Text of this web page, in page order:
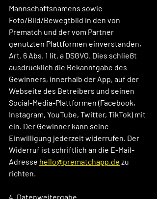
Mannschaftsnamens sowie
Foto/Bild/Bewegtbild in den von
Prematch und der vom Partner
genutzten Plattformen einverstanden,
Art. 6 Abs. 1 lit. a DSGVO. Dies schließt
ausdrücklich die Bekanntgabe des
Gewinners, innerhalb der App, auf der
Webseite des Betreibers und seinen
Social-Media-Plattformen (Facebook,
Instagram, YouTube, Twitter, TikTok) mit
ein. Der Gewinner kann seine
Einwilligung jederzeit widerrufen. Der
Widerruf ist schriftlich an die E-Mail-
Adresse hello@prematchapp.de zu
richten.
4. Datenweitergabe